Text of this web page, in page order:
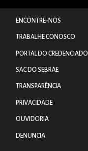
ENCONTRE-NOS
TRABALHE CONOSCO
PORTAL DO CREDENCIADO
SAC DO SEBRAE
TRANSPARÊNCIA
PRIVACIDADE
OUVIDORIA
DENUNCIA